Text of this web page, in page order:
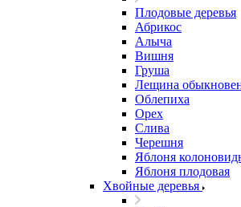
Плодовые деревья
Абрикос
Алыча
Вишня
Груша
Лещина
Облепиха
Орех
Слива
Черешня
Яблоня
Яблоня плодовая
Хвойные деревья